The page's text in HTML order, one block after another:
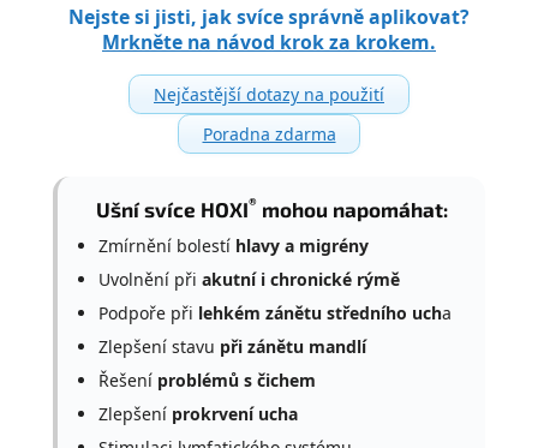
Nejste si jisti, jak svíce správně aplikovat?
Mrkněte na návod krok za krokem.
Nejčastější dotazy na použití
Poradna zdarma
Ušní svíce HOXI®mohou napomáhat:
Zmírnění bolestí hlavy a migrény
Uvolnění při akutní i chronické rýmě
Podpoře při lehkém zánětu středního ucha
Zlepšení stavu při zánětu mandlí
Řešení problémů s čichem
Zlepšení prokrvení ucha